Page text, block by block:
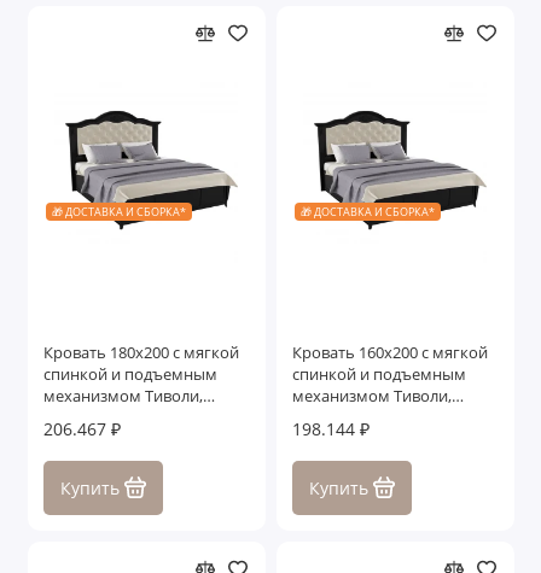
🎁 ДОСТАВКА И СБОРКА*
Кровать 180x200 с мягкой
спинкой и подъемным
механизмом Тиволи,
206.467 ₽
Купить
🎁 ДОСТАВКА И СБОРКА*
Кровать 160x200 с мягкой
спинкой и подъемным
механизмом Тиволи,
198.144 ₽
Купить